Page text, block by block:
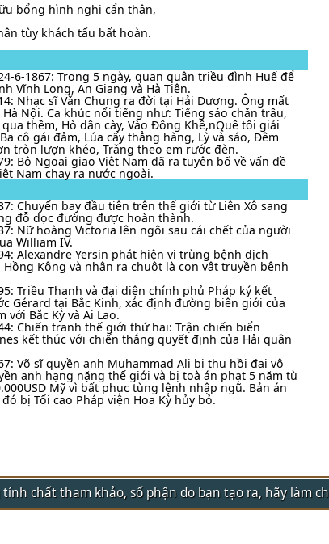
bổng hình nghi cẩn thận,
tùy khách tẩu bất hoàn.
6-1867: Trong 5 ngày, quan quân triều đình Huế để
Vĩnh Long, An Giang và Hà Tiên.
Nhạc sĩ Vǎn Chung ra đời tại Hải Dương. Ông mất
Hà Nội. Ca khúc nổi tiếng như: Tiếng sáo chǎn trâu,
thềm, Hò dân cày, Vào Đông Khê,nQuê tôi giải
cô gái đảm, Lúa cấy thẳng hàng, Lỳ và sáo, Đêm
tròn lượn khéo, Trǎng theo em rước đèn.
Bộ Ngoại giao Việt Nam đã ra tuyên bố về vấn đề
Nam chạy ra nước ngoài.
Chuyến bay đầu tiên trên thế giới từ Liên Xô sang
đỗ dọc đường được hoàn thành.
Nữ hoàng Victoria lên ngôi sau cái chết của người
William IV.
Alexandre Yersin phát hiện vi trùng bệnh dịch
Hồng Kông và nhận ra chuột là con vật truyền bệnh
Triều Thanh và đại diện chính phủ Pháp ký kết
Gérard tại Bắc Kinh, xác định đường biên giới của
với Bắc Kỳ và Ai Lao.
Chiến tranh thế giới thứ hai: Trận chiến biển
kết thúc với chiến thắng quyết định của Hải quân
Võ sĩ quyền anh Muhammad Ali bị thu hồi đai vô
anh hạng nặng thế giới và bị toà án phạt 5 năm tù
Mỹ vì bất phục tùng lệnh nhập ngũ. Bản án
đó bị Tối cao Pháp viện Hoa Kỳ hủy bỏ.
chất tham khảo, số phận do bạn tạo ra, hãy làm